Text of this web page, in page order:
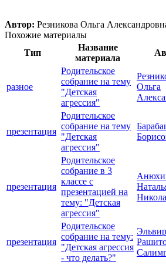
Автор: Резникова Ольга
Похожие материалы
Тип
Название
материала
разное
Родительское
собрание на тему
"Детская
агрессия"
Ольга
презентация
Родительское
собрание на тему
"Детская
агрессия"
презентация
Родительское
собрание в 3
классе с
презентацией на
тему: "Детская
агрессия"
презентация
Родительское
собрание на тему:
"Детская агрессия
- что делать?"